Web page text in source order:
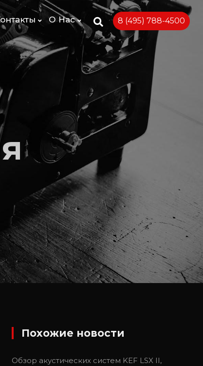
8 (495) 788-4500
О Нас
Похожие новости
Обзор акустических систем KEF LSX II,